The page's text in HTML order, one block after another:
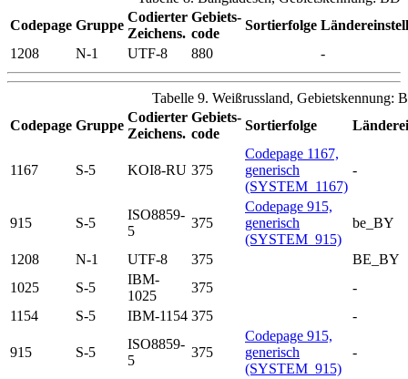
Codepage Gruppe
Codierter
Zeichens.
Gebiets-
code
Sortierfolge
1208
N-1 UTF-8 880 -
Tabelle 9. Weißrussland, Gebietskennung:
Codepage Gruppe
Codierter
Zeichens.
Gebiets-
code
Sortierfolge
1167 S-5 KOI8-RU 375
Codepage 1167,
generisch
(SYSTEM_1167)
-
915 S-5
ISO8859-
5
375
Codepage 915,
generisch
(SYSTEM_915)
be_BY
1208 N-1 UTF-8 375
BE_BY
1025
S-5
IBM-
1025
375
-
1154
S-5 IBM-1154 375 -
915 S-5
ISO8859-
5
375
Codepage 915,
generisch
(SYSTEM_915)
-